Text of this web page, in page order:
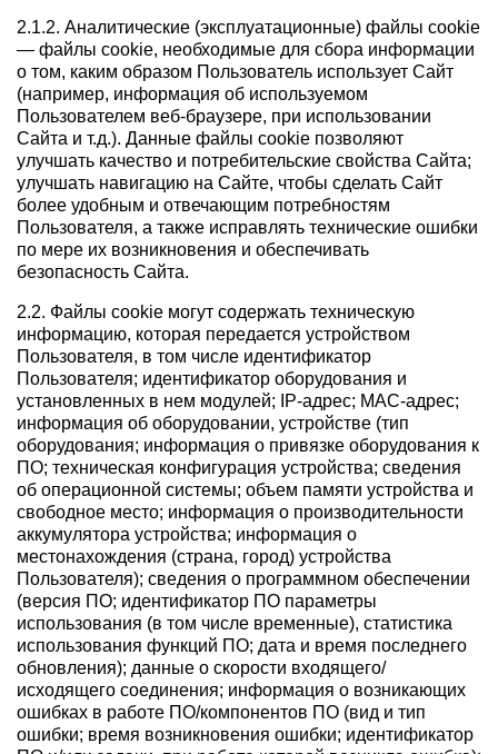
2.1.2. Аналитические (эксплуатационные) файлы cookie
— файлы cookie, необходимые для сбора информации
о том, каким образом Пользователь использует Сайт
(например, информация об используемом
Пользователем веб-браузере, при использовании
Сайта и т.д.). Данные файлы cookie позволяют
улучшать качество и потребительские свойства Сайта;
улучшать навигацию на Сайте, чтобы сделать Сайт
более удобным и отвечающим потребностям
Пользователя, а также исправлять технические ошибки
по мере их возникновения и обеспечивать
безопасность Сайта.
2.2. Файлы cookie могут содержать техническую
информацию, которая передается устройством
Пользователя, в том числе идентификатор
Пользователя; идентификатор оборудования и
установленных в нем модулей; IP-адрес; MAC-адрес;
информация об оборудовании, устройстве (тип
оборудования; информация о привязке оборудования к
ПО; техническая конфигурация устройства; сведения
об операционной системы; объем памяти устройства и
свободное место; информация о производительности
аккумулятора устройства; информация о
местонахождения (страна, город) устройства
Пользователя); сведения о программном обеспечении
(версия ПО; идентификатор ПО параметры
использования (в том числе временные), статистика
использования функций ПО; дата и время последнего
обновления); данные о скорости входящего/
исходящего соединения; информация о возникающих
ошибках в работе ПО/компонентов ПО (вид и тип
ошибки; время возникновения ошибки; идентификатор